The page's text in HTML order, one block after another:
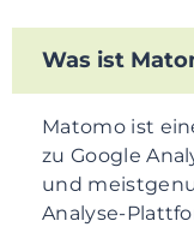
Was ist
Matomo ist
zu Google
und
Analyse-